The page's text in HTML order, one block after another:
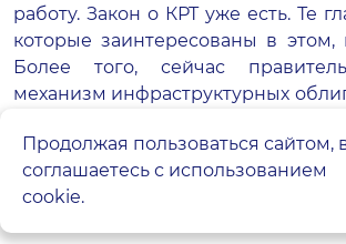
работу. Закон о КРТ уже есть. Те
которые заинтересованы в этом,
Более того, сейчас
механизм инфраструктурных
привлечения финансирования, в
КРТ.
Продолжая пользоваться сайтом,
соглашаетесь с использованием
cookie.